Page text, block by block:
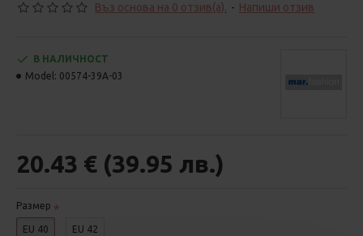
Въз основа на 0 отзив(а). - Напиши отзив
20.43 € (39.95 лв.)
В НАЛИЧНОСТ
Model: 00574-39A-03
Размер
EU 40 EU 42